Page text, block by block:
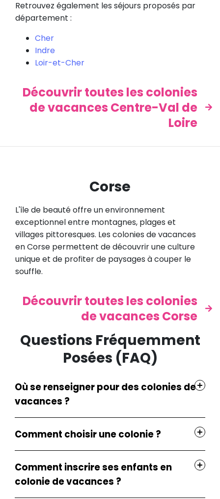
Retrouvez également les séjours proposés par
département :
Cher
Indre
Loir-et-Cher
Découvrir toutes les colonies
de vacances Centre-Val de
Loire
Corse
L'île de beauté offre un environnement
exceptionnel entre montagnes, plages et
villages pittoresques. Les colonies de vacances
en Corse permettent de découvrir une culture
unique et de profiter de paysages à couper le
souffle.
Découvrir toutes les colonies
de vacances Corse
Questions Fréquemment
Posées (FAQ)
Où se renseigner pour des colonies de
vacances ?
Comment choisir une colonie ?
Comment inscrire ses enfants en
colonie de vacances ?